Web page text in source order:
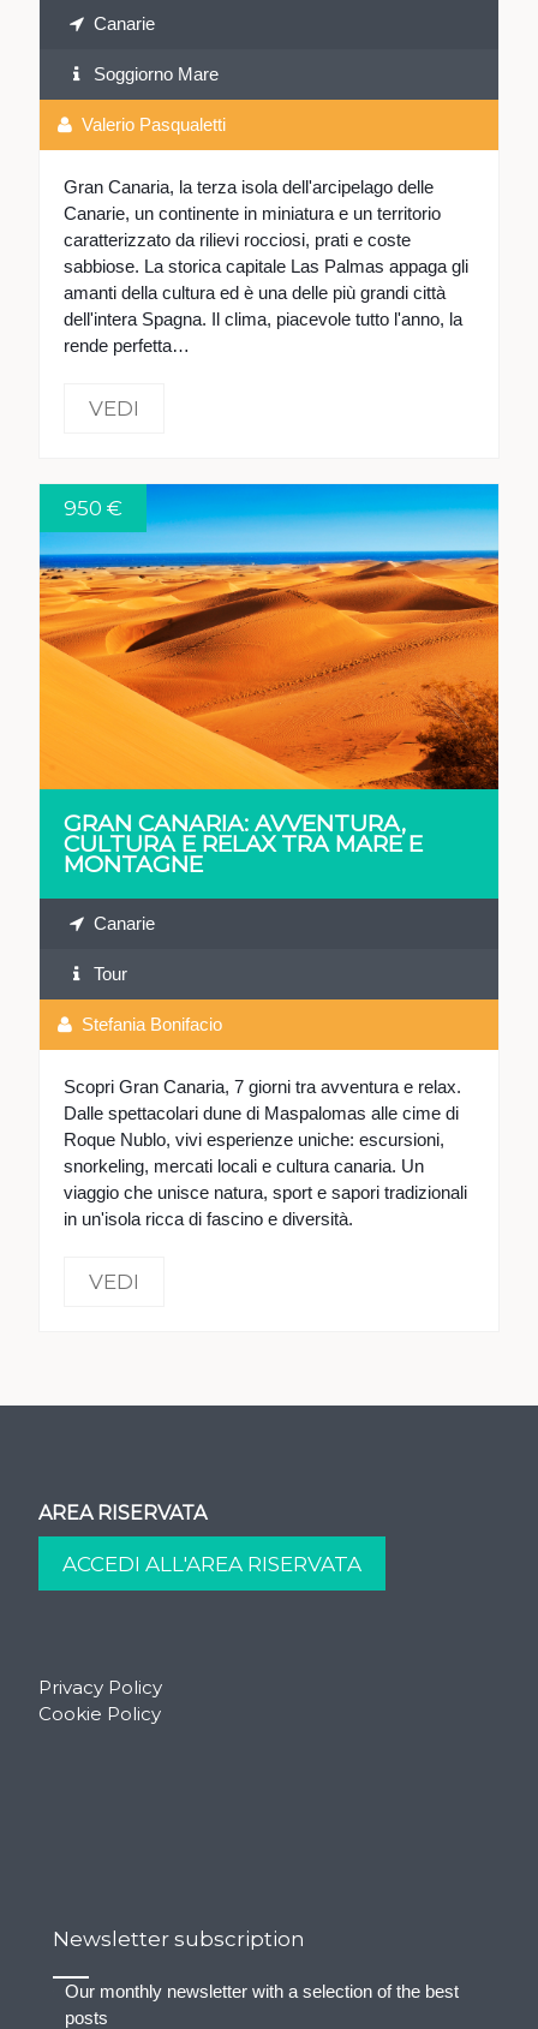
Canarie
Soggiorno Mare
Valerio Pasqualetti
Gran Canaria, la terza isola dell'arcipelago delle
Canarie, un continente in miniatura e un territorio
caratterizzato da rilievi rocciosi, prati e coste
sabbiose. La storica capitale Las Palmas appaga gli
amanti della cultura ed è una delle più grandi città
dell'intera Spagna. Il clima, piacevole tutto l'anno, la
rende perfetta…
VEDI
950 €
VEDI
GRAN CANARIA: AVVENTURA,
CULTURA E RELAX TRA MARE E
MONTAGNE
Canarie
Tour
Stefania Bonifacio
Scopri Gran Canaria, 7 giorni tra avventura e relax.
Dalle spettacolari dune di Maspalomas alle cime di
Roque Nublo, vivi esperienze uniche: escursioni,
snorkeling, mercati locali e cultura canaria. Un
viaggio che unisce natura, sport e sapori tradizionali
in un'isola ricca di fascino e diversità.
VEDI
AREA RISERVATA
Privacy Policy
Cookie Policy
Newsletter subscription
Our monthly newsletter with a selection of the best
posts